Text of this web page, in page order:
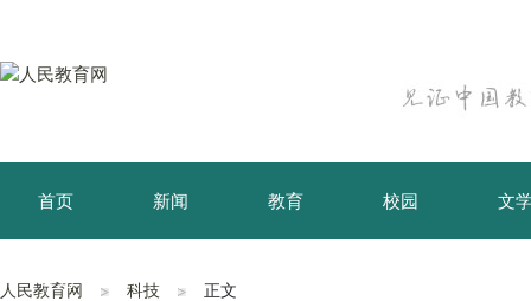
首页 新闻 教育 校园 文
育儿 资讯
人民教育网 科技 正文